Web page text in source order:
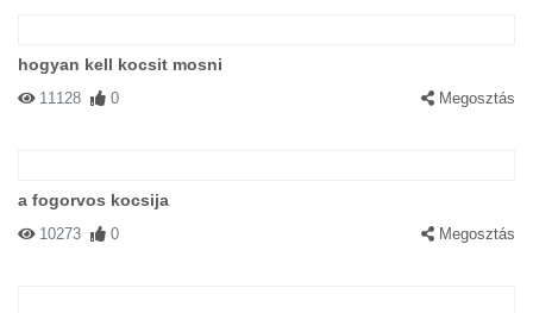
hogyan kell kocsit mosni
11128 0 Megosztás
a fogorvos kocsija
10273 0 Megosztás